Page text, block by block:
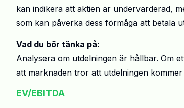
kan indikera att aktien är undervärderad,
som kan påverka dess förmåga att betala
Vad du bör tänka på:
Analysera om utdelningen är hållbar. Om
att marknaden tror att utdelningen
EV/EBITDA